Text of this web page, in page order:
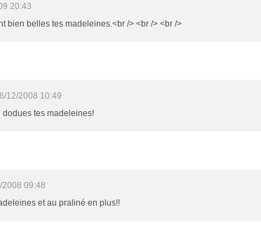
20:43
bien belles tes madeleines.<br /> <br /> <br />
12/2008 10:49
dodues tes madeleines!
2008 09:48
et au praliné en plus!!